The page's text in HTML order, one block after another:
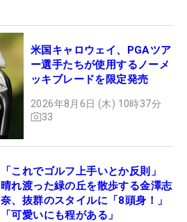
米国キャロウェイ、PGAツア
ー選手たちが使用するノーメ
ッキブレードを限定発売
2026年8月6日 (木) 10時37分
33
「これでゴルフ上手いとか反則」
晴れ渡った緑の丘を散歩する金澤志
奈、抜群のスタイルに「8頭身！」
「可愛いにも程がある」